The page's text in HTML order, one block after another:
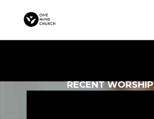
RECENT WORSHIP